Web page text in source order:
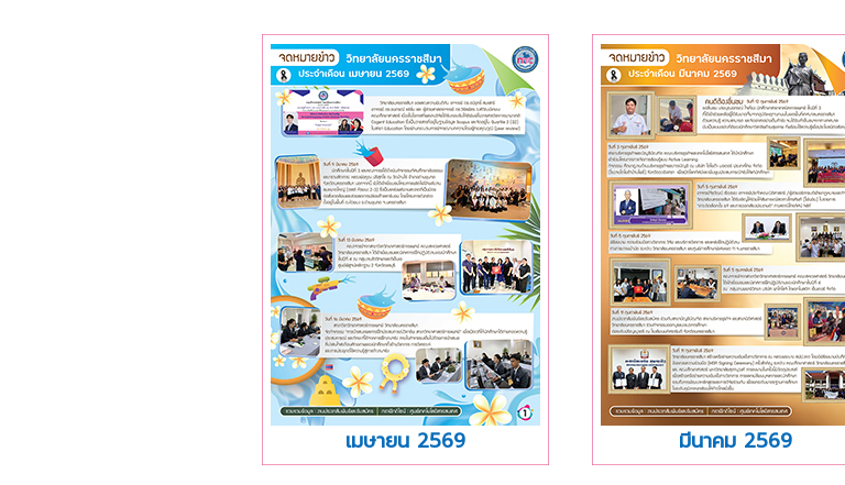
เมษายน 2569 มีนาคม 2569